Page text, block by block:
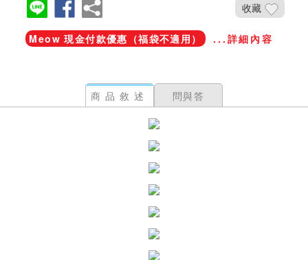
收藏
Meow 現金付款優惠（福袋不適用） ...詳細內容
商品敘述 問與答